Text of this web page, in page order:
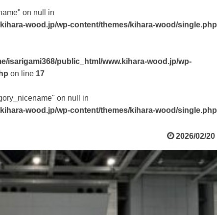
on null in
wood.jp/wp-content/themes/kihara-wood/single.php
isarigami368/public_html/www.kihara-wood.jp/wp-
on line 17
on null in
wood.jp/wp-content/themes/kihara-wood/single.php
2026/02/20